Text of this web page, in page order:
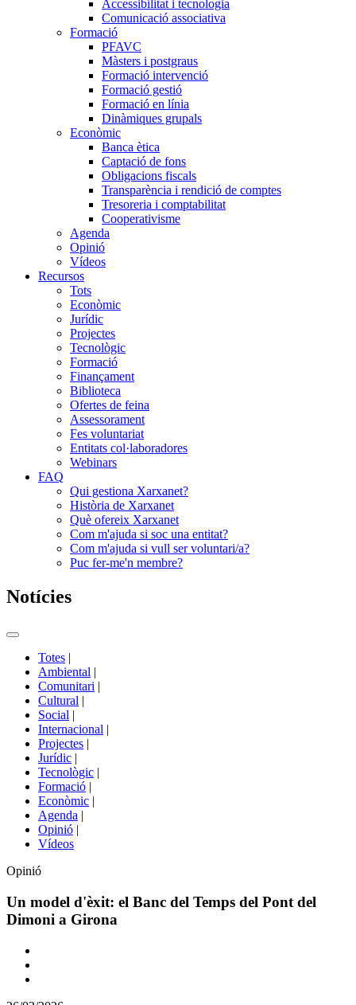
Accessibilitat i tecnologia
Comunicació associativa
Formació
PFAVC
Màsters i postgraus
Formació intervenció
Formació gestió
Formació en línia
Dinàmiques grupals
Econòmic
Banca ètica
Captació de fons
Obligacions fiscals
Transparència i rendició de comptes
Tresoreria i comptabilitat
Cooperativisme
Agenda
Opinió
Vídeos
Recursos
Tots
Econòmic
Jurídic
Projectes
Tecnològic
Formació
Finançament
Biblioteca
Ofertes de feina
Assessorament
Fes voluntariat
Entitats col·laboradores
Webinars
FAQ
Qui gestiona Xarxanet?
Història de Xarxanet
Què ofereix Xarxanet
Com m'ajuda si soc una entitat?
Com m'ajuda si vull ser voluntari/a?
Puc fer-me'n membre?
Notícies
Commutador
portals
Totes |
Ambiental |
Comunitari |
Cultural |
Social |
Internacional |
Projectes |
Jurídic |
Tecnològic |
Formació |
Econòmic |
Agenda |
Opinió |
Vídeos
Opinió
Un model d'èxit: el Banc del Temps del Pont del
Dimoni a Girona
Comparteix